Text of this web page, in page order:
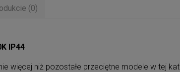
(0)
IP44
więcej niż pozostałe przeciętne modele w tej